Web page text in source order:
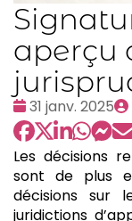
aperçu
Date
:
31 janv. 2025
Les décisions
sont de plus
décisions sur
juridictions